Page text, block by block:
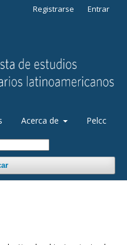
Acerca de Pelcc
Registrarse Entrar